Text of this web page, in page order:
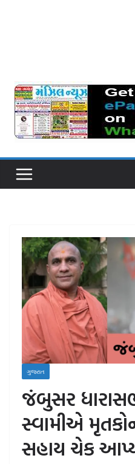
ગુજરાત
જંબુસર
સ્વામીએ
સહાય ચેક